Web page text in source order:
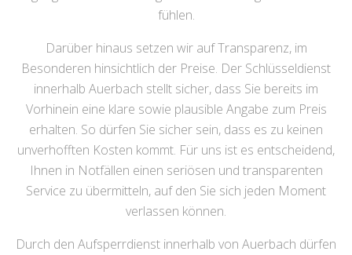
fühlen.
Darüber hinaus setzen wir auf Transparenz, im
Besonderen hinsichtlich der Preise. Der Schlüsseldienst
innerhalb Auerbach stellt sicher, dass Sie bereits im
Vorhinein eine klare sowie plausible Angabe zum Preis
erhalten. So dürfen Sie sicher sein, dass es zu keinen
unverhofften Kosten kommt. Für uns ist es entscheidend,
Ihnen in Notfällen einen seriösen und transparenten
Service zu übermitteln, auf den Sie sich jeden Moment
verlassen können.
Durch den Aufsperrdienst innerhalb von Auerbach dürfen